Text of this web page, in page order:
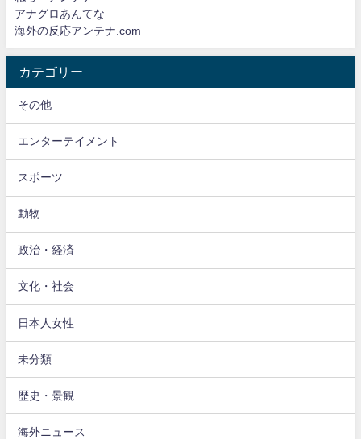
アナグロあんてな
海外の反応アンテナ.com
カテゴリー
その他
エンターテイメント
スポーツ
動物
政治・経済
文化・社会
日本人女性
未分類
歴史・景観
海外ニュース